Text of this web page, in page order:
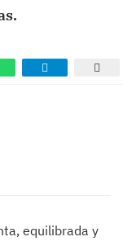
equilibrada y